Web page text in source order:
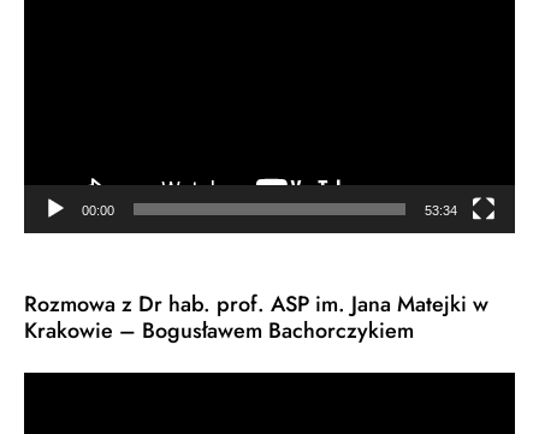
00:00 53:34
Rozmowa z Dr hab. prof. ASP im. Jana Matejki w
Krakowie – Bogusławem Bachorczykiem